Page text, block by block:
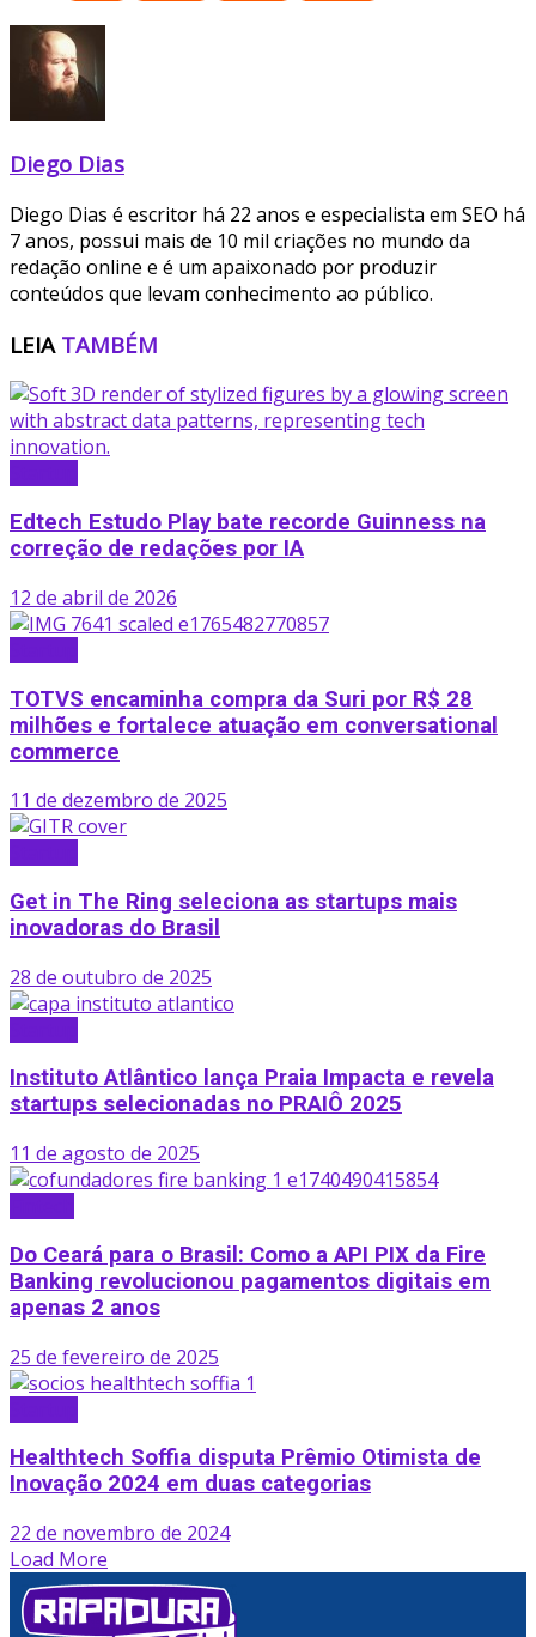
Diego Dias
Diego Dias é escritor há 22 anos e especialista em SEO há
7 anos, possui mais de 10 mil criações no mundo da
redação online e é um apaixonado por produzir
conteúdos que levam conhecimento ao público.
LEIA TAMBÉM
Edtech Estudo Play bate recorde Guinness na
correção de redações por IA
12 de abril de 2026
TOTVS encaminha compra da Suri por R$ 28
milhões e fortalece atuação em conversational
commerce
11 de dezembro de 2025
Get in The Ring seleciona as startups mais
inovadoras do Brasil
28 de outubro de 2025
Instituto Atlântico lança Praia Impacta e revela
startups selecionadas no PRAIÔ 2025
11 de agosto de 2025
Do Ceará para o Brasil: Como a API PIX da Fire
Banking revolucionou pagamentos digitais em
apenas 2 anos
25 de fevereiro de 2025
Healthtech Soffia disputa Prêmio Otimista de
Inovação 2024 em duas categorias
22 de novembro de 2024
Load More